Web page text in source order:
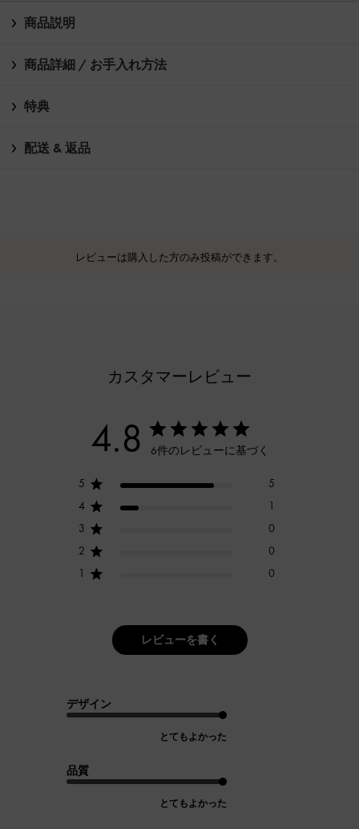
商品説明
商品詳細 / お手入れ方法
特典
配送 & 返品
レビューは購入した方のみ投稿ができます。
カスタマーレビュー
4.8 6件のレビューに基づく
5
5
4
1
3
0
2
0
1
0
レビューを書く
デザイン
とてもよかった
品質
とてもよかった